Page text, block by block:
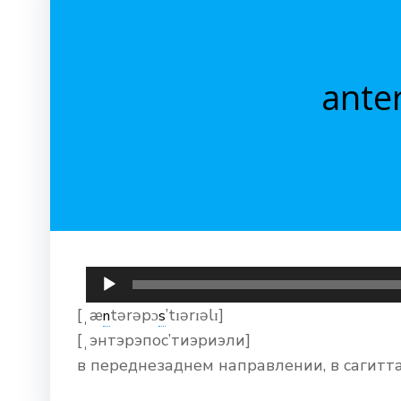
Аудиоплеер
[ˌæntərəpɔs’tɪərɪəlɪ]
[ˌэнтэрэпос’тиэриэли]
в переднезаднем направлении, в